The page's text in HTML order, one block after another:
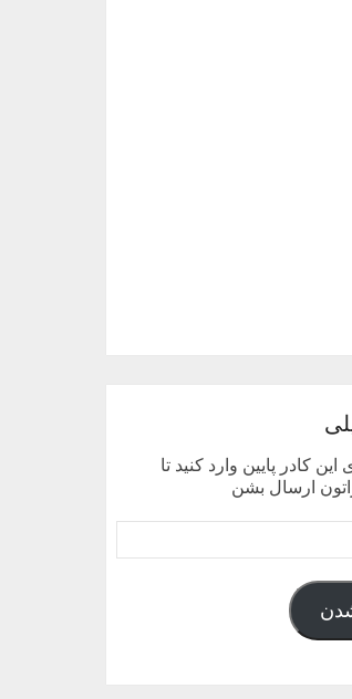
کادر پایین وارد کنید تا
ارسال بشن